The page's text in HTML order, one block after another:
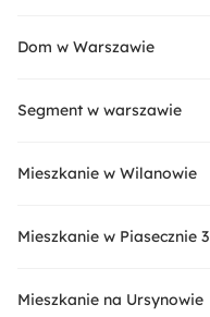
Dom w Warszawie
Segment w warszawie
Mieszkanie w Wilanowie
Mieszkanie w Piasecznie 3
Mieszkanie na Ursynowie